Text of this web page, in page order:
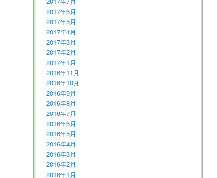
2017年6月
2017年5月
2017年4月
2017年3月
2017年2月
2017年1月
2016年11月
2016年10月
2016年9月
2016年8月
2016年7月
2016年6月
2016年5月
2016年4月
2016年3月
2016年2月
2016年1月